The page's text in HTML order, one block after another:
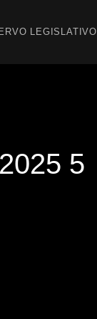
LEGISLATIVO
5